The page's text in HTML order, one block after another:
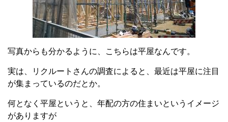
写真からも分かるように、こちらは平屋なんです。
実は、リクルートさんの調査によると、最近は平屋に注目
が集まっているのだとか。
何となく平屋というと、年配の方の住まいというイメージ
がありますが